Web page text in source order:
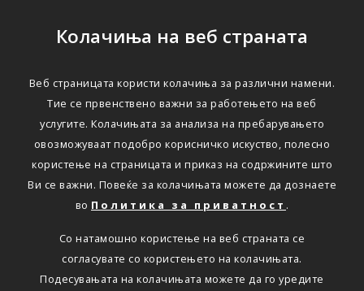
Колачиња на веб страната
Веб страницата користи колачиња за различни намени.
Тие се првенствено важни за работењето на веб
услугите. Колачињата за анализа на пребарувањето
овозможуваат подобро корисничко искуство, полесно
користење на страницата и приказ на содржините што
Ви се важни. Повеќе за колачињата можете да дознаете
во Политика за приватност .
Со натамошно користење на веб страната се
согласувате со користењето на колачињата.
Подесувањата на колачињата можете да го уредите
Актуелно
Новости